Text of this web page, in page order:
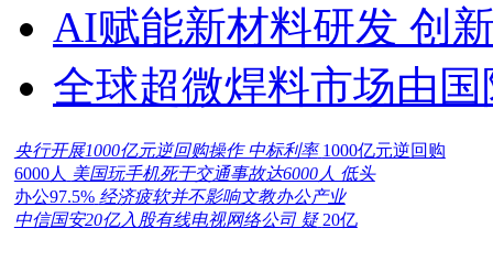
AI赋能新材料研发 创
全球超微焊料市场由
央行开展1000亿元逆回购操作 中标利率 1000亿元逆回购
6000人 美国玩手机死于交通事故达6000人 低头
办公97.5% 经济疲软并不影响文教办公产业
中信国安20亿入股有线电视网络公司 疑 20亿